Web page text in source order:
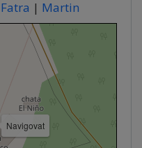
| Martin
Navigovat